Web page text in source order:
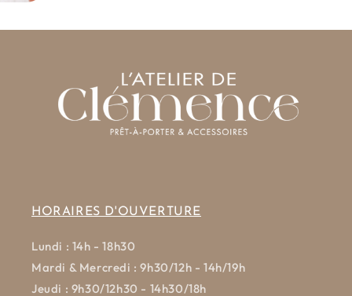
HORAIRES D'OUVERTURE
Lundi : 14h - 18h30
Mardi & Mercredi : 9h30/12h - 14h/19h
Jeudi : 9h30/12h30 - 14h30/18h